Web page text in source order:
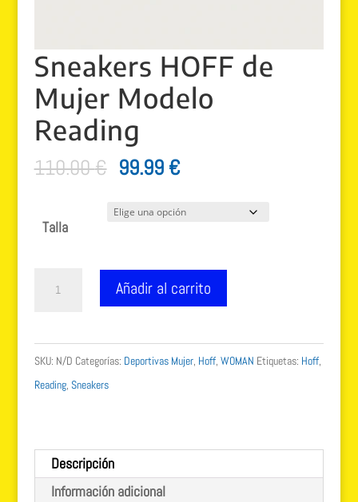
Sneakers HOFF de
Mujer Modelo
Reading
110.00€ El
original
110.00 €.
99.99 €El
actual
99.99 €.
Talla
Añadir al carrito
SKU: N/D Categorías: Deportivas Mujer, Hoff, WOMAN Etiquetas: Hoff,
Reading, Sneakers
Descripción
Información adicional